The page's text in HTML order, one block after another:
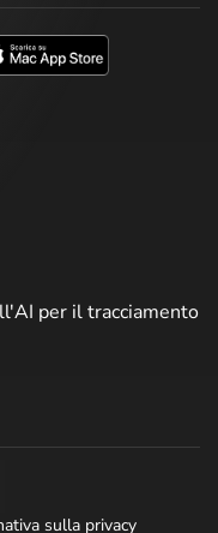
per il tracciamento
sulla privacy